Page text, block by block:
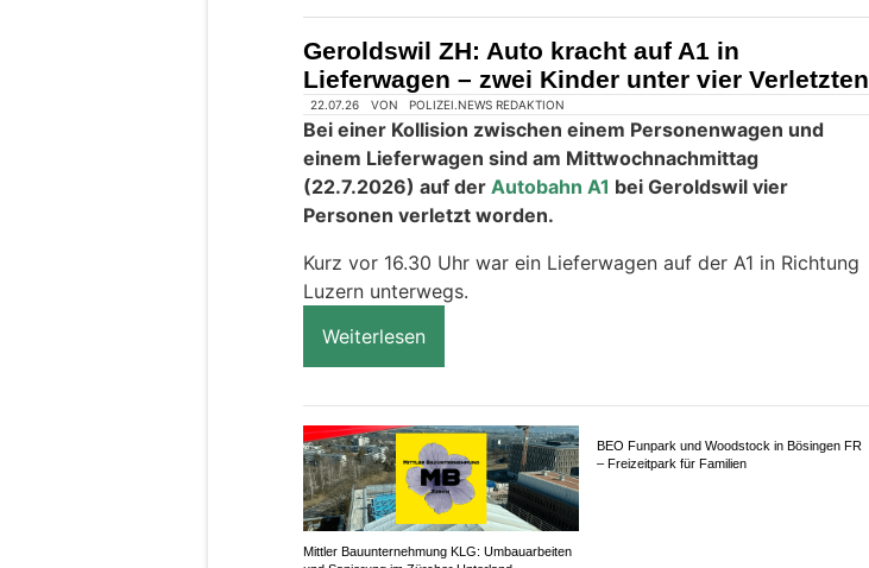
Geroldswil ZH: Auto kracht auf A1 in
Lieferwagen – zwei Kinder unter vier Verletzten
22.07.26 VON POLIZEI.NEWS REDAKTION
Bei einer Kollision zwischen einem Personenwagen und
einem Lieferwagen sind am Mittwochnachmittag
(22.7.2026) auf derAutobahn A1
Kurz vor 16.30 Uhr war ein Lieferwagen auf der A1 in Richtung
Luzern unterwegs.
Weiterlesen